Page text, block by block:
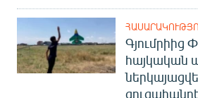
Գյումրիից
հայկական